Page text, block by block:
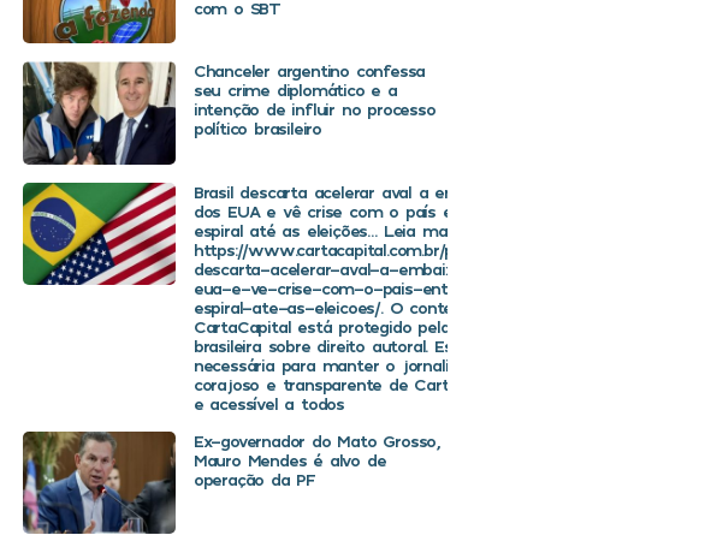
com o SBT
Chanceler argentino confessa
seu crime diplomático e a
intenção de influir no processo
político brasileiro
Brasil descarta acelerar aval a embaixador
dos EUA e vê crise com o país entrar em
espiral até as eleições… Leia mais em
https://www.cartacapital.com.br/politica/brasil-
descarta-acelerar-aval-a-embaixador-dos-
eua-e-ve-crise-com-o-pais-entrar-em-
espiral-ate-as-eleicoes/. O conteúdo de
CartaCapital está protegido pela legislação
brasileira sobre direito autoral. Essa defesa é
necessária para manter o jornalismo
corajoso e transparente de CartaCapital vivo
e acessível a todos
Ex-governador do Mato Grosso,
Mauro Mendes é alvo de
operação da PF